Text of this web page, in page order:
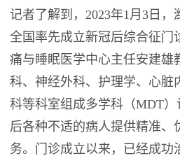
记者了解到，2023年1月3日
全国率先成立新冠后综合征门
痛与睡眠医学中心主任安建雄
科、神经外科、护理学、心脏
科等科室组成多学科（MDT
后各种不适的病人提供精准、
务。门诊成立以来，已经成功